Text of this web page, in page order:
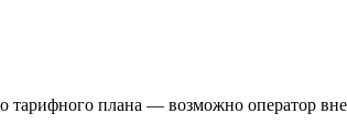
тарифного плана — возможно оператор